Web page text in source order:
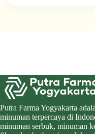
Putra Farma Yogyakarta
minuman terpercaya di
minuman serbuk, minuman